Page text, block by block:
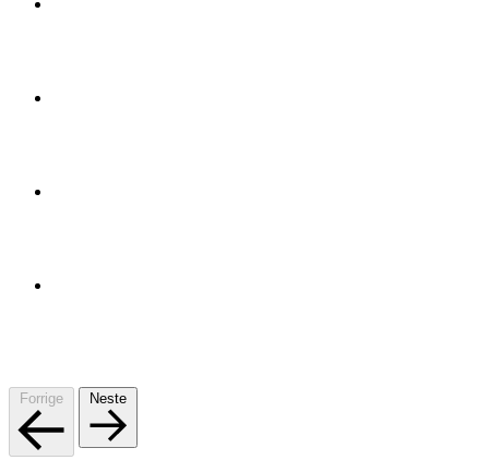
Forrige Neste